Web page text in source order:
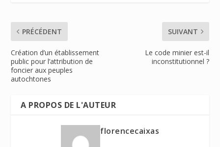
PRÉCÉDENT
Création d’un établissement
public pour l’attribution de
foncier aux peuples
autochtones
SUIVANT
Le code minier est-il
inconstitutionnel ?
A PROPOS DE L'AUTEUR
florencecaixas